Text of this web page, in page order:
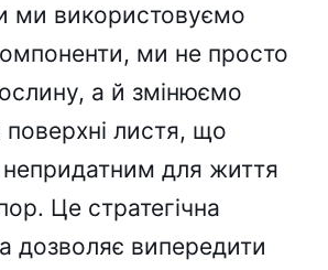
ми використовуємо
ми не просто
а й змінюємо
поверхні листя, що
для життя
Це стратегічна
дозволяє випередити